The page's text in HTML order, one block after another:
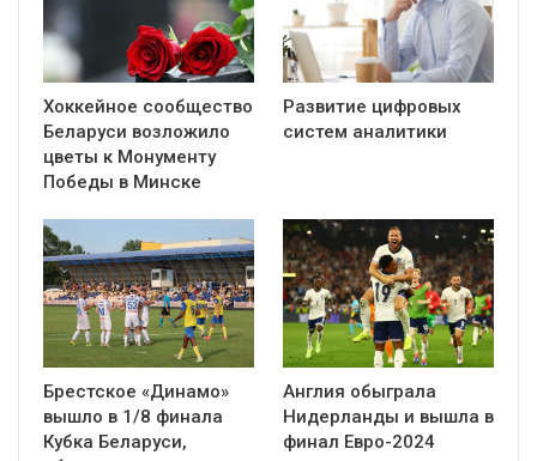
Хоккейное сообщество
Беларуси возложило
цветы к Монументу
Победы в Минске
Развитие цифровых
систем аналитики
Брестское «Динамо»
вышло в 1/8 финала
Кубка Беларуси,
Англия обыграла
Нидерланды и вышла в
финал Евро-2024